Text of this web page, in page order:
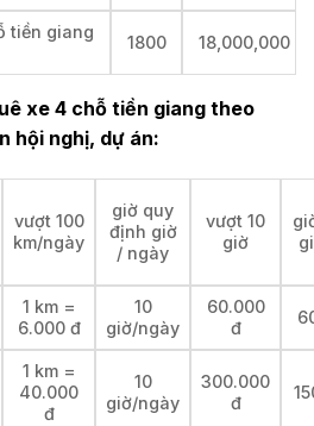
tiền giang
1800 18,000,000
xe 4 chỗ tiền giang theo
hội nghị, dự án:
vượt 100
km/ngày
giờ quy
định giờ
/ ngày
vượt 10
giờ
1 km =
6.000 đ
10
giờ/ngày
60.000
đ
1 km =
40.000
đ
10
giờ/ngày
300.000
đ